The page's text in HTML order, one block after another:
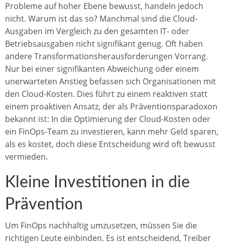
Probleme auf hoher Ebene bewusst, handeln jedoch
nicht. Warum ist das so? Manchmal sind die Cloud-
Ausgaben im Vergleich zu den gesamten IT- oder
Betriebsausgaben nicht signifikant genug. Oft haben
andere Transformationsherausforderungen Vorrang.
Nur bei einer signifikanten Abweichung oder einem
unerwarteten Anstieg befassen sich Organisationen mit
den Cloud-Kosten. Dies führt zu einem reaktiven statt
einem proaktiven Ansatz, der als Präventionsparadoxon
bekannt ist: In die Optimierung der Cloud-Kosten oder
ein FinOps-Team zu investieren, kann mehr Geld sparen,
als es kostet, doch diese Entscheidung wird oft bewusst
vermieden.
Kleine Investitionen in die
Prävention
Um FinOps nachhaltig umzusetzen, müssen Sie die
richtigen Leute einbinden. Es ist entscheidend, Treiber